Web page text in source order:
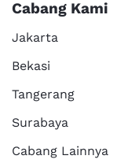
Cabang Kami
Jakarta
Bekasi
Tangerang
Surabaya
Cabang Lainnya